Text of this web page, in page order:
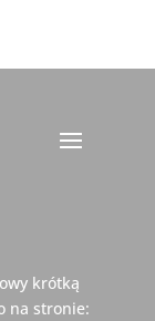
krótką
na stronie: